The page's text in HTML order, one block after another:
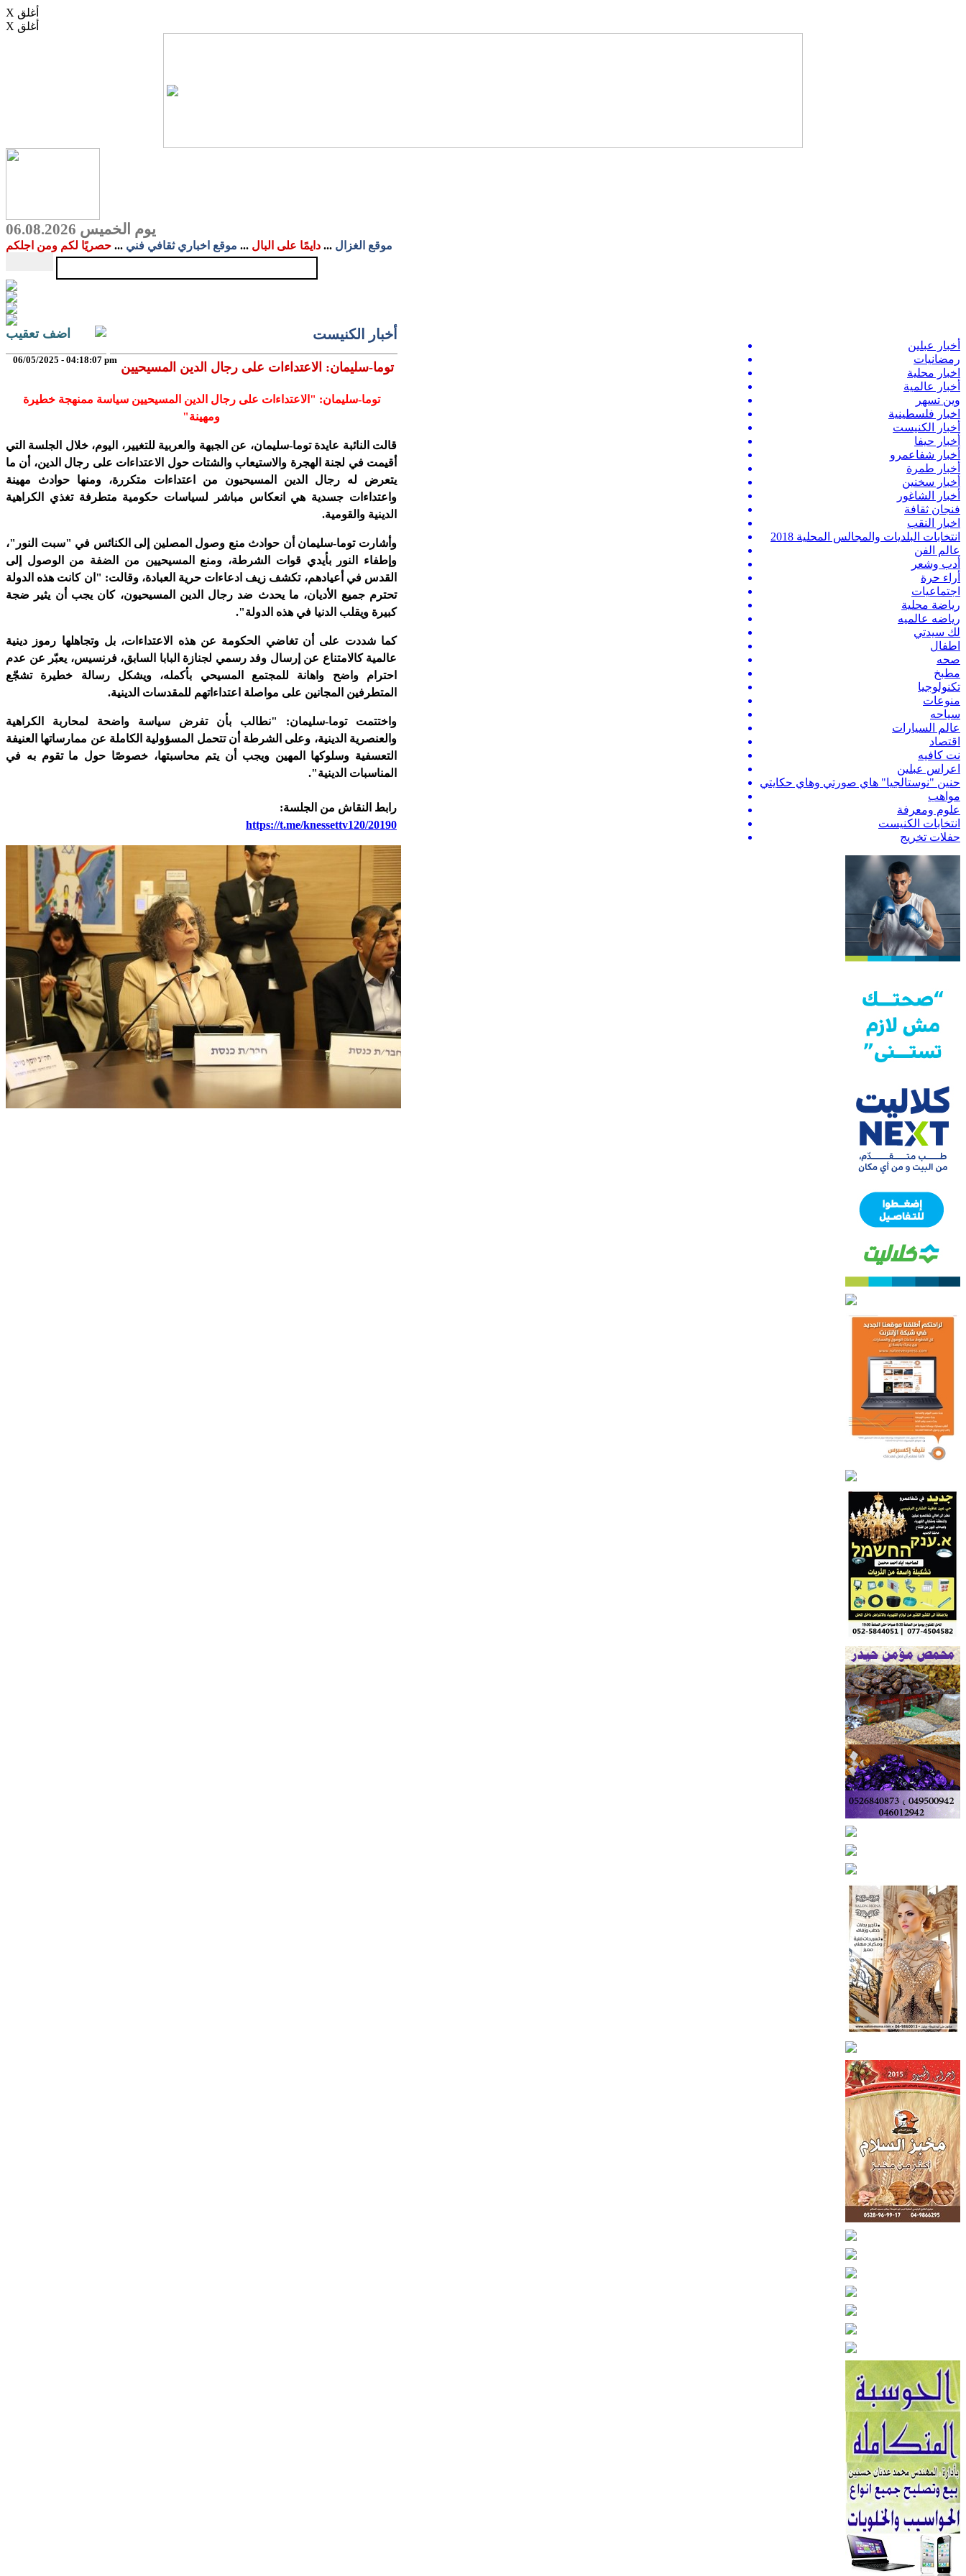
X أغلق
X أغلق
يوم الخميس 06.08.2026
موقع الغزال ... دايمًا على البال ... موقع اخباري ثقافي فني ... حصريًا لكم ومن اجلكم
أخبار عبلين
رمضانيات
اخبار محلية
أخبار عالمية
وين تسهر
اخبار فلسطينية
أخبار الكنيست
أخبار حيفا
أخبار شفاعمرو
أخبار طمرة
أخبار سخنين
أخبار الشاغور
فنجان ثقافة
اخبار النقب
انتخابات البلديات والمجالس المحلية 2018
عالم الفن
أدب وشعر
أراء حرة
اجتماعيات
رياضة محلية
رياضه عالميه
لك سيدتي
اطفال
صحه
مطبخ
تكنولوجيا
منوعات
سياحه
عالم السيارات
اقتصاد
نت كافيه
اعراس عبلين
حنين "نوستالجيا" هاي صورتي وهاي حكايتي
مواهب
علوم ومعرفة
انتخابات الكنيست
حفلات تخريج
أخبار الكنيست اضف تعقيب
06/05/2025 - 04:18:07 pm
توما-سليمان: الاعتداءات على رجال الدين المسيحيين
توما-سليمان: "الاعتداءات على رجال الدين المسيحيين سياسة ممنهجة خطيرة
ومهينة"
قالت النائبة عايدة توما-سليمان، عن الجبهة والعربية للتغيير، اليوم، خلال الجلسة التي
أقيمت في لجنة الهجرة والاستيعاب والشتات حول الاعتداءات على رجال الدين، أن ما
يتعرض له رجال الدين المسيحيون من اعتداءات متكررة، ومنها حوادث مهينة
واعتداءات جسدية هي انعكاس مباشر لسياسات حكومية متطرفة تغذي الكراهية
الدينية والقومية.
وأشارت توما-سليمان أن حوادث منع وصول المصلين إلى الكنائس في "سبت النور"،
وإطفاء النور بأيدي قوات الشرطة، ومنع المسيحيين من الضفة من الوصول إلى
القدس في أعيادهم، تكشف زيف ادعاءات حرية العبادة، وقالت: "ان كانت هذه الدولة
تحترم جميع الأديان، ما يحدث ضد رجال الدين المسيحيون، كان يجب أن يثير ضجة
كبيرة ويقلب الدنيا في هذه الدولة".
كما شددت على أن تغاضي الحكومة عن هذه الاعتداءات، بل وتجاهلها رموز دينية
عالمية كالامتناع عن إرسال وفد رسمي لجنازة البابا السابق، فرنسيس، يعبّر عن عدم
احترام واضح واهانة للمجتمع المسيحي بأكمله، ويشكل رسالة خطيرة تشجّع
المتطرفين المجانين على مواصلة اعتداءاتهم للمقدسات الدينية.
واختتمت توما-سليمان: "نطالب بأن تفرض سياسة واضحة لمحاربة الكراهية
والعنصرية الدينية، وعلى الشرطة أن تتحمل المسؤولية الكاملة عن ممارساتها العنيفة
التعسفية وسلوكها المهين ويجب أن يتم محاسبتها، خصوصًا حول ما تقوم به في
المناسبات الدينية".
رابط النقاش من الجلسة:
https://t.me/knessettv120/20190